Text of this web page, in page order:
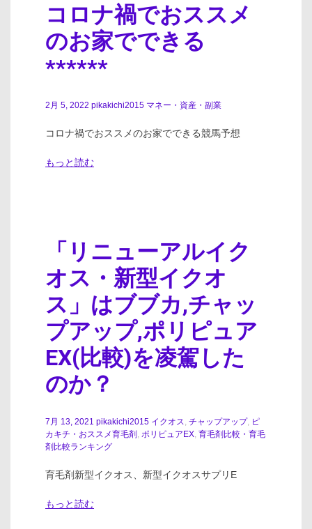
コロナ禍でおススメ
のお家でできる
******
2月 5, 2022 pikakichi2015 マネー・資産・副業
コロナ禍でおススメのお家でできる競馬予想
もっと読む
「リニューアルイク
オス・新型イクオ
ス」はブブカ,チャッ
プアップ,ポリピュア
EX(比較)を凌駕した
のか？
7月 13, 2021 pikakichi2015 イクオス, チャップアップ, ピ
カキチ・おススメ育毛剤 , ポリピュアEX, 育毛剤比較・育毛
剤比較ランキング
育毛剤新型イクオス、新型イクオスサプリE
もっと読む